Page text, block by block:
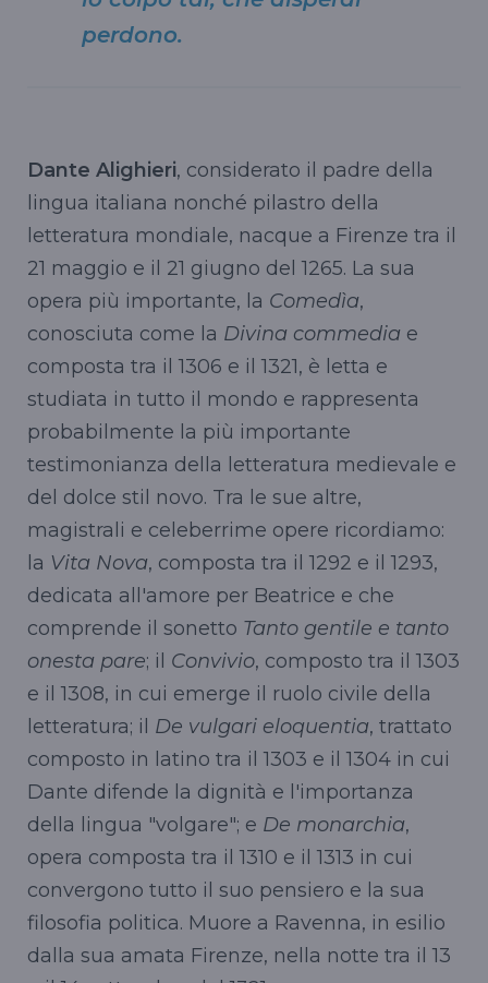
perdono.
Dante Alighieri, considerato il padre della
lingua italiana nonché pilastro della
letteratura mondiale, nacque a Firenze tra il
21 maggio e il 21 giugno del 1265. La sua
opera più importante, la Comedìa,
conosciuta come la Divina commedia e
composta tra il 1306 e il 1321, è letta e
studiata in tutto il mondo e rappresenta
probabilmente la più importante
testimonianza della letteratura medievale e
del dolce stil novo. Tra le sue altre,
magistrali e celeberrime opere ricordiamo:
la Vita Nova, composta tra il 1292 e il 1293,
dedicata all'amore per Beatrice e che
comprende il sonetto Tanto gentile e tanto
onesta pare; il Convivio, composto tra il 1303
e il 1308, in cui emerge il ruolo civile della
letteratura; il De vulgari eloquentia, trattato
composto in latino tra il 1303 e il 1304 in cui
Dante difende la dignità e l'importanza
della lingua "volgare"; e De monarchia,
opera composta tra il 1310 e il 1313 in cui
convergono tutto il suo pensiero e la sua
filosofia politica. Muore a Ravenna, in esilio
dalla sua amata Firenze, nella notte tra il 13